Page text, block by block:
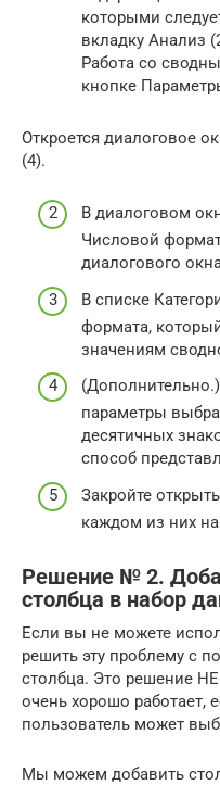
которыми
вкладку Анализ
Работа со
кнопке
Откроется диалоговое
(4).
В диалоговом
Числовой
диалогового
В списке
формата,
значениям
параметры
десятичных
способ
Закройте
каждом из них
Решение № 2.
столбца в набор
Если вы не можете
решить эту проблему с
столбца. Это решение
очень хорошо работает,
пользователь может
Мы можем добавить